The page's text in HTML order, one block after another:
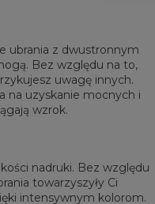
ubrania z dwustronnym
Bez względu na to,
uwagę innych.
na uzyskanie mocnych i
wzrok.
nadruki. Bez względu
towarzyszyły Ci
intensywnym kolorom.